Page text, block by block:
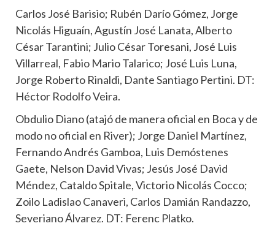
Carlos José Barisio; Rubén Darío Gómez, Jorge
Nicolás Higuaín, Agustín José Lanata, Alberto
César Tarantini; Julio César Toresani, José Luis
Villarreal, Fabio Mario Talarico; José Luis Luna,
Jorge Roberto Rinaldi, Dante Santiago Pertini. DT:
Héctor Rodolfo Veira.
Obdulio Diano (atajó de manera oficial en Boca y de
modo no oficial en River); Jorge Daniel Martínez,
Fernando Andrés Gamboa, Luis Demóstenes
Gaete, Nelson David Vivas; Jesús José David
Méndez, Cataldo Spitale, Victorio Nicolás Cocco;
Zoilo Ladislao Canaveri, Carlos Damián Randazzo,
Severiano Álvarez. DT: Ferenc Platko.